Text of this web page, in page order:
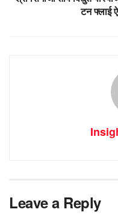
टन फ्लाई
Leave a Reply